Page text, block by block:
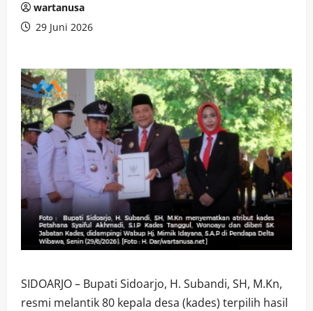
wartanusa
29 Juni 2026
SIDOARJO – Bupati Sidoarjo, H. Subandi, SH, M.Kn,
resmi melantik 80 kepala desa (kades) terpilih hasil